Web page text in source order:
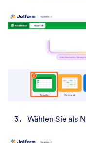
Wählen Sie als